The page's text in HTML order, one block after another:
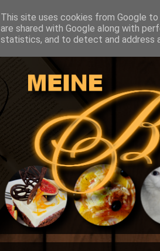
This site uses cookies from Google
are shared with Google along with
statistics, and to detect and address